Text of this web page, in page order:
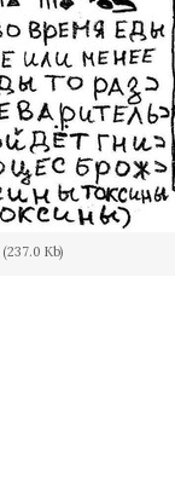
(237.0 Kb)